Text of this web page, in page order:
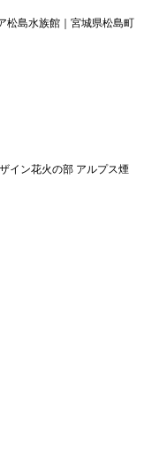
松島水族館｜宮城県松島町
イン花火の部 アルプス煙